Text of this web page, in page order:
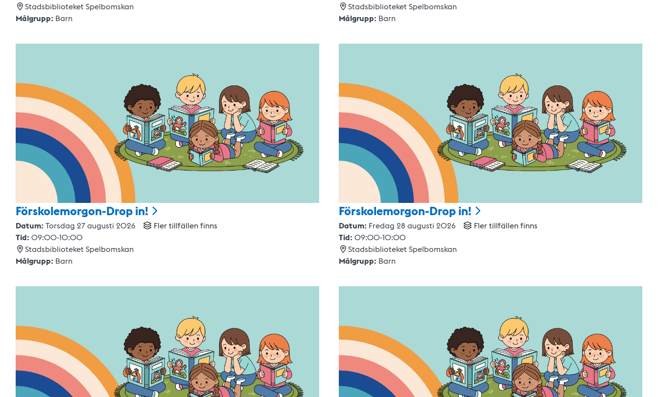
Stadsbiblioteket Spelbomskan
Målgrupp: Barn
Stadsbiblioteket Spelbomskan
Målgrupp: Barn
Förskolemorgon-Dropin!
Datum: Torsdag 27 augusti 2026
Fler tillfällen finns
Tid: 09:00-10:00
Stadsbiblioteket Spelbomskan
Målgrupp: Barn
Förskolemorgon-Dropin!
Datum: Fredag 28 augusti 2026
Fler tillfällen finns
Tid: 09:00-10:00
Stadsbiblioteket Spelbomskan
Målgrupp: Barn